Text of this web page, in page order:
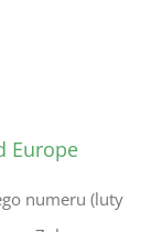
Europe
numeru (luty